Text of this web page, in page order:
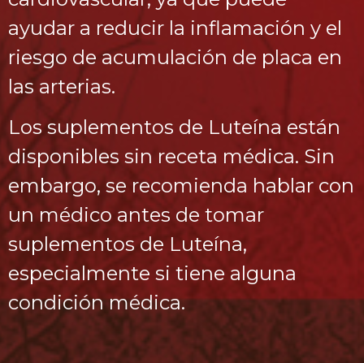
ayudar a reducir la inflamación y el
riesgo de acumulación de placa en
las arterias.
Los suplementos de Luteína están
disponibles sin receta médica. Sin
embargo, se recomienda hablar con
un médico antes de tomar
suplementos de Luteína,
especialmente si tiene alguna
condición médica.